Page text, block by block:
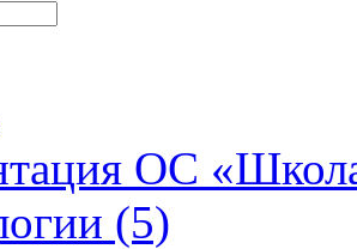
ОС
(5)